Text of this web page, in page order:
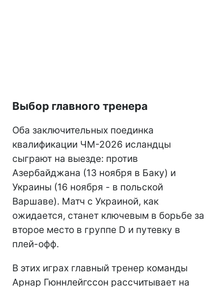
Выбор главного тренера
Оба заключительных поединка
квалификации ЧМ-2026 исландцы
сыграют на выезде: против
Азербайджана (13 ноября в Баку) и
Украины (16 ноября - в польской
Варшаве). Матч с Украиной, как
ожидается, станет ключевым в борьбе за
второе место в группе D и путевку в
плей-офф.
В этих играх главный тренер команды
Арнар Гюннлейгссон рассчитывает на